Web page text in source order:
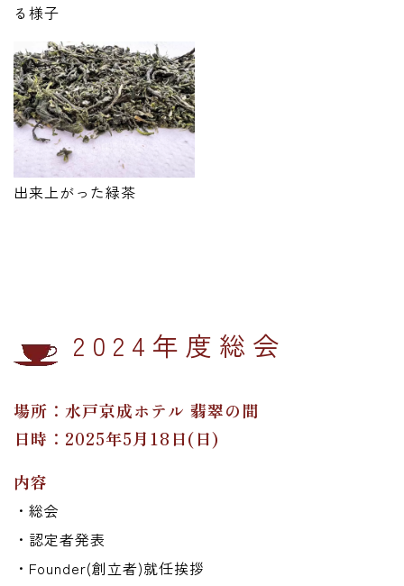
る様子
出来上がった緑茶
2024年度総会
場所：水戸京成ホテル 翡翠の間
日時：2025年5月18日(日)
内容
・総会
・認定者発表
・Founder(創立者)就任挨拶